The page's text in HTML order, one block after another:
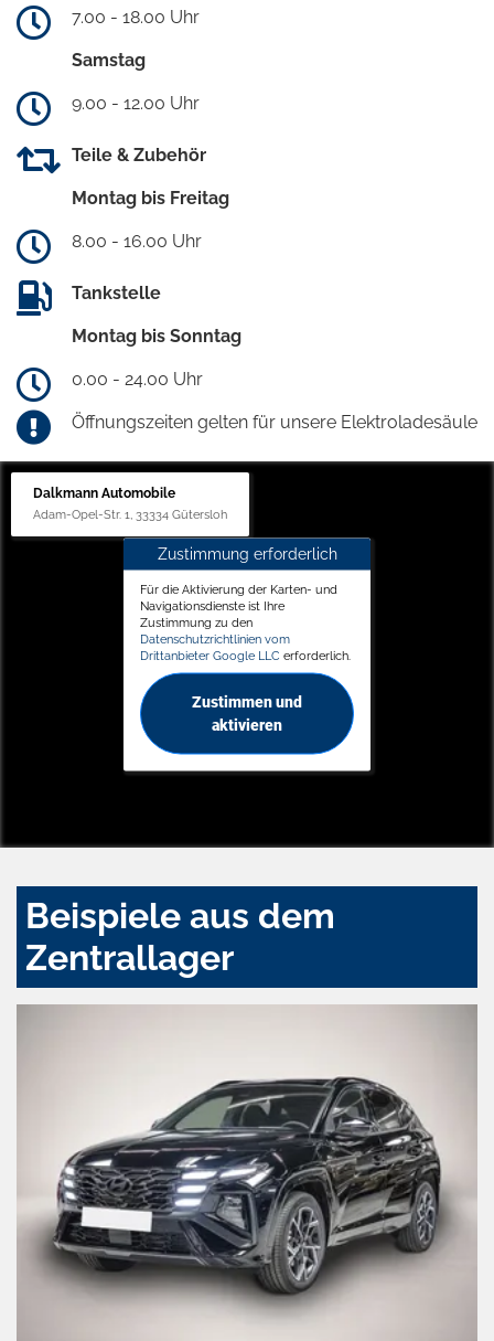
7.00 - 18.00 Uhr
Samstag
9.00 - 12.00 Uhr
Teile & Zubehör
Montag bis Freitag
8.00 - 16.00 Uhr
Tankstelle
Montag bis Sonntag
0.00 - 24.00 Uhr
Öffnungszeiten gelten für unsere Elektroladesäule
Dalkmann Automobile
Adam-Opel-Str. 1, 33334 Gütersloh
Zustimmung erforderlich
Für die Aktivierung der Karten- und
Navigationsdienste ist Ihre
Zustimmung zu den
Datenschutzrichtlinien vom
Drittanbieter Google LLC erforderlich.
Zustimmen und
aktivieren
Beispiele aus dem
Zentrallager